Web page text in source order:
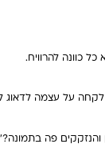
כוונה להרוויח.
על עצמה לדאוג
והנזקקים פה